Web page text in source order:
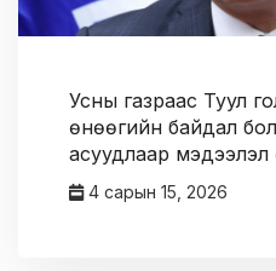
Усны газраас Туул
өнөөгийн байдал
асуудлаар мэдээлэл
4 сарын 15, 2026